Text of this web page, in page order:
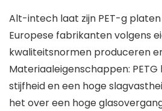
Alt-intech laat zijn PET-g
Europese fabrikanten volgens
kwaliteitsnormen produceren
Materiaaleigenschappen:
stijfheid en een hoge
het over een hoge